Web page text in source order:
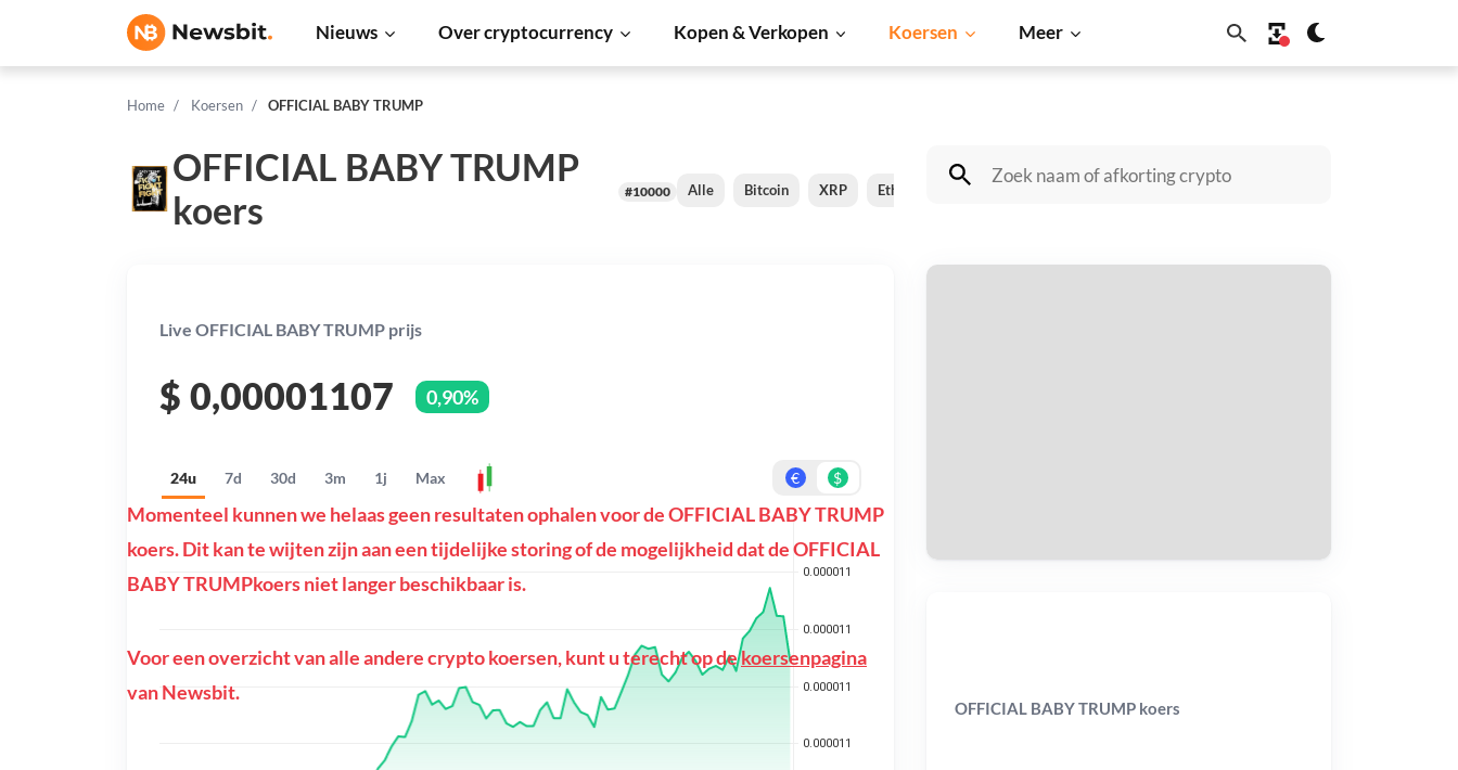
Nieuws Over cryptocurrency Kopen & Verkopen Koersen Meer
Home Koersen OFFICIAL BABY TRUMP
OFFICIAL BABY TRUMP
koers
#10000 Alle Bitcoin XRP Ethereum Cardano Dogecoin
Live OFFICIAL BABY TRUMP prijs
$ 0,00001107 0,90%
24u 7d 30d 3m 1j Max € $
Momenteel kunnen we helaas geen resultaten ophalen voor de OFFICIAL BABY TRUMP
koers. Dit kan te wijten zijn aan een tijdelijke storing of de mogelijkheid dat de OFFICIAL
BABY TRUMPkoers niet langer beschikbaar is.
Voor een overzicht van alle andere crypto koersen, kunt u terecht op dekoersenpagina
van Newsbit.
OFFICIAL BABY TRUMP koers